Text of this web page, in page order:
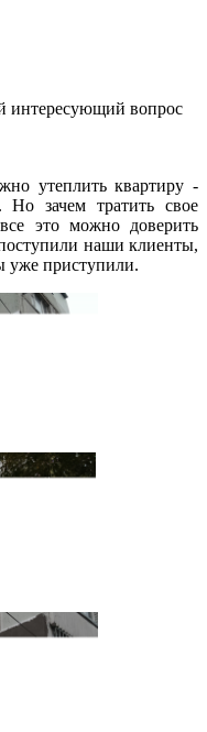
интересующий вопрос
утеплить квартиру -
зачем тратить свое
это можно доверить
наши клиенты,
уже приступили.